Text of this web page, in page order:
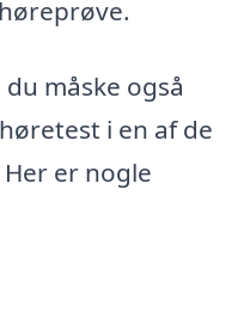
måske også
i en af de
er nogle